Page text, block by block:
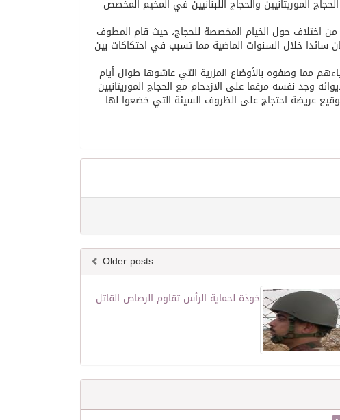
الموريتانيين والحجاج اللبنانيين في المخيم المخصص
من اختلاف حول الخيام المخصصة للحجاج، حيث قام المطوف
سائدا خلال السنوات الماضية مما تسبب في احتكاكات بين
مما وصفوه بالأوضاع المزرية التي عاشوها طوال أيام
المصادر فإن الوفد الرسمي الذي يحتاج إلى 150 خيمة لإيوائه وجد نفسه مرغما على الازدحام مع الحجاج الموريتانيين
هؤلاء إلى توقيع عريضة احتجاج على الظروف السيئة التي خضعوا لها
Older posts
خوذة لحماية الرأس تقاوم الرصاص القاتل